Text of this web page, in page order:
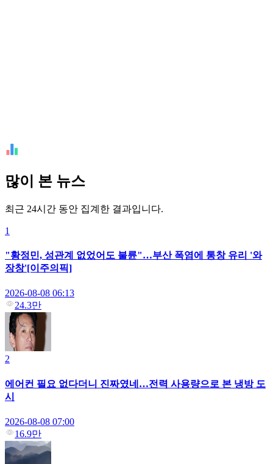
많이 본 뉴스
최근 24시간 동안 집계한 결과입니다.
1
"황정민, 성관계 없었어도 불륜"…부산 폭염에 통창 유리 '와
장창'[이주의픽]
2026-08-08 06:13
24.3만
2
에어컨 필요 없다더니 진짜였네…전력 사용량으로 본 냉방 도
시
2026-08-08 07:00
16.9만